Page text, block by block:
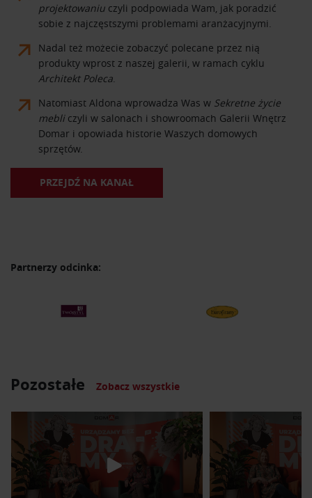
projektowaniu czyli podpowiada Wam, jak poradzić
sobie z najczęstszymi problemami aranżacyjnymi.
Nadal też możecie zobaczyć polecane przez nią
produkty wprost z naszej galerii, w ramach cyklu
Architekt Poleca
Natomiast Aldona wprowadza Was w Sekretne życie
mebli czyli w salonach i showroomach Galerii Wnętrz
Domar i opowiada historie Waszych domowych
sprzętów.
PRZEJDŹ NA KANAŁ
Partnerzy odcinka:
Pozostałe Zobacz wszystkie